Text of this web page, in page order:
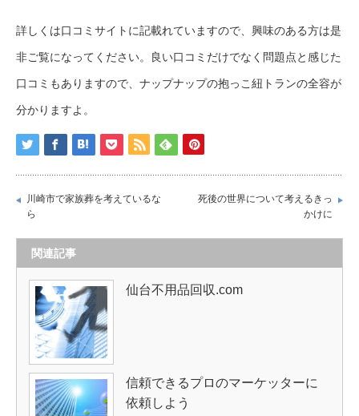
詳しくは口コミサイトに記載れていますので、興味のある方は是
非ご覧になってください。良い口コミだけでなく問題点と感じた
口コミもありますので、ナップナップの抱っこ紐トランの全容が
分かりますよ。
川崎市で家族葬を考えているな
ら
死後の世界について考えるきっ
かけに
関連記事
仙台不用品回収.com
信頼できるプロのマーケッターに
依頼しよう